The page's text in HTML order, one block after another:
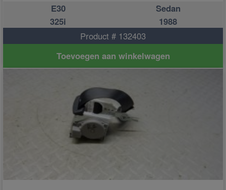
E30
Sedan
325i
1988
Product # 132403
Toevoegen aan winkelwagen